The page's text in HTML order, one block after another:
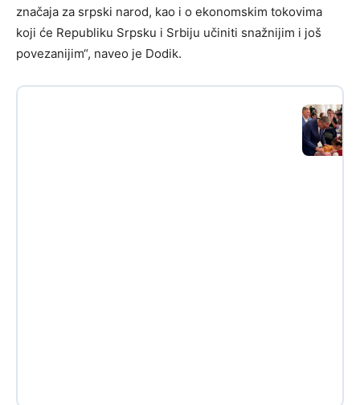
značaja za srpski narod, kao i o ekonomskim tokovima
koji će Republiku Srpsku i Srbiju učiniti snažnijim i još
povezanijim“, naveo je Dodik.